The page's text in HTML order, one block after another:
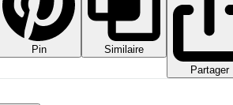
Pin
Similaire
Partager